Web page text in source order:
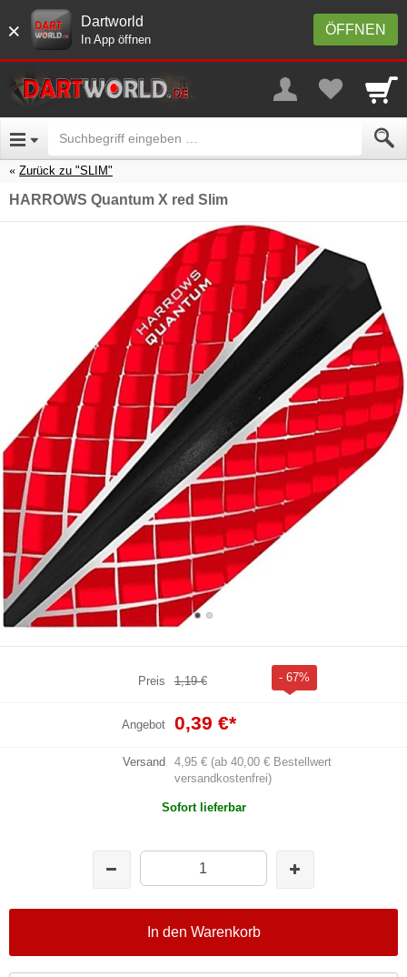
× ÖFFNEN
Dartworld
In App öffnen
Zurück zu "SLIM"
HARROWS Quantum X red Slim
Preis 1,19 € - 67%
Angebot 0,39 €*
Versand
4,95 € (ab 40,00 € Bestellwert
versandkostenfrei)
Sofort lieferbar
In den Warenkorb